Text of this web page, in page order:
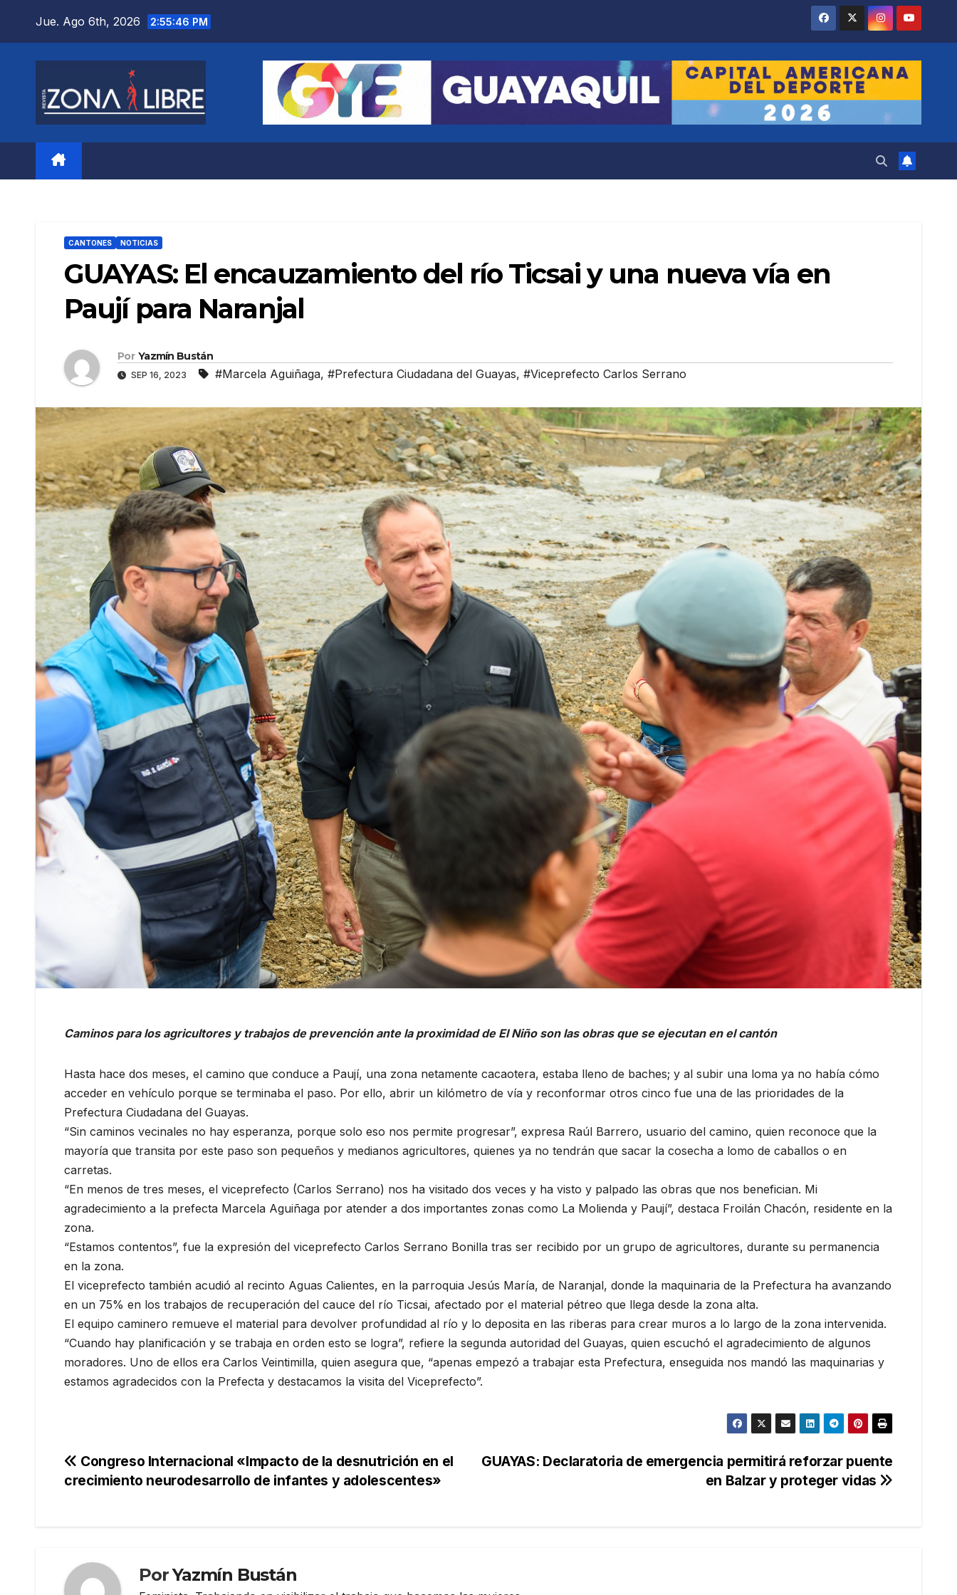
Jue. Ago 6th, 2026 2:55:47 PM
CANTONES NOTICIAS
GUAYAS: El encauzamiento del río Ticsai y una nueva vía en
Paují para Naranjal
Por Yazmín Bustán
SEP 16, 2023 #Marcela Aguiñaga, #Prefectura Ciudadana del Guayas, #Viceprefecto Carlos Serrano
Caminos para los agricultores y trabajos de prevención ante la proximidad de El Niño son las obras que se ejecutan en el cantón
Hasta hace dos meses, el camino que conduce a Paují, una zona netamente cacaotera, estaba lleno de baches; y al subir una loma ya no había cómo
acceder en vehículo porque se terminaba el paso. Por ello, abrir un kilómetro de vía y reconformar otros cinco fue una de las prioridades de la
Prefectura Ciudadana del Guayas.
“Sin caminos vecinales no hay esperanza, porque solo eso nos permite progresar”, expresa Raúl Barrero, usuario del camino, quien reconoce que la
mayoría que transita por este paso son pequeños y medianos agricultores, quienes ya no tendrán que sacar la cosecha a lomo de caballos o en
carretas.
“En menos de tres meses, el viceprefecto (Carlos Serrano) nos ha visitado dos veces y ha visto y palpado las obras que nos benefician. Mi
agradecimiento a la prefecta Marcela Aguiñaga por atender a dos importantes zonas como La Molienda y Paují”, destaca Froilán Chacón, residente en la
zona.
“Estamos contentos”, fue la expresión del viceprefecto Carlos Serrano Bonilla tras ser recibido por un grupo de agricultores, durante su permanencia
en la zona.
El viceprefecto también acudió al recinto Aguas Calientes, en la parroquia Jesús María, de Naranjal, donde la maquinaria de la Prefectura ha avanzando
en un 75% en los trabajos de recuperación del cauce del río Ticsai, afectado por el material pétreo que llega desde la zona alta.
El equipo caminero remueve el material para devolver profundidad al río y lo deposita en las riberas para crear muros a lo largo de la zona intervenida.
“Cuando hay planificación y se trabaja en orden esto se logra”, refiere la segunda autoridad del Guayas, quien escuchó el agradecimiento de algunos
moradores. Uno de ellos era Carlos Veintimilla, quien asegura que, “apenas empezó a trabajar esta Prefectura, enseguida nos mandó las maquinarias y
estamos agradecidos con la Prefecta y destacamos la visita del Viceprefecto”.
Navegación
GUAYAS: Declaratoria de emergencia permitirá reforzar puente
en Balzar y proteger vidas
Congreso Internacional «Impacto de la desnutrición en el
crecimiento neurodesarrollo de infantes y adolescentes»
PorYazmín Bustán